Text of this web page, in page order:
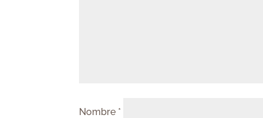
Nombre *